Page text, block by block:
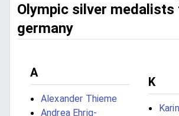
Olympic silver
germany
A
Alexander Thieme
Andrea Ehrig-
K